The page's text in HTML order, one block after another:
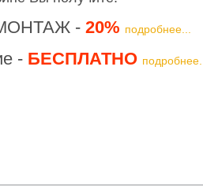
- 20% подробнее...
- БЕСПЛАТНО подробнее...